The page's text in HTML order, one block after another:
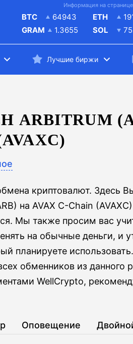
Информация на
BTC
64943
GRAM
1.3655
ETH
SOL
Лучшие биржи
криптовалют. Здесь
на AVAX C-Chain
Мы также просим вас
на обычные деньги, и
планируете
обменников из данного
WellCrypto,
Оповещение